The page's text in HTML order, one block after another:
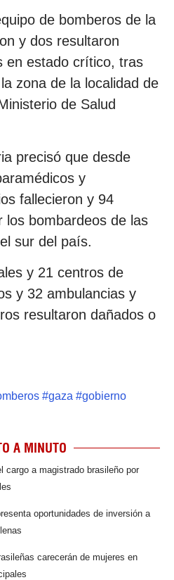
de bomberos de la
y dos resultaron
en estado crítico, tras
zona de la localidad de
de Salud
precisó que desde
y
fallecieron y 94
los bombardeos de las
sur del país.
y 21 centros de
y 32 ambulancias y
resultaron dañados o
#gaza #gobierno
A MINUTO
cargo a magistrado brasileño por
oportunidades de inversión a
carecerán de mujeres en